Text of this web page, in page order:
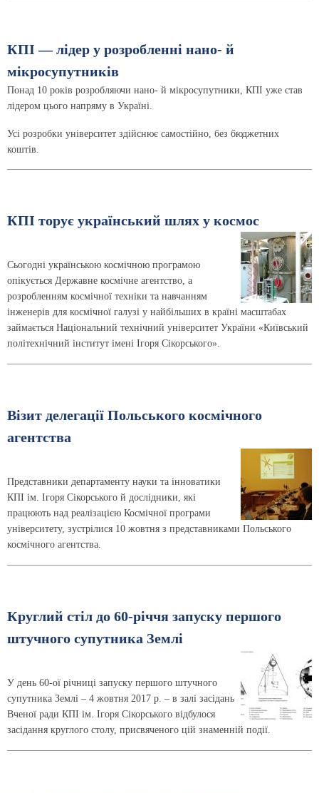
КПІ — лідер у розробленні нано- й
мікросупутників
Понад 10 років розробляючи нано- й мікросупутники, КПІ уже став
лідером цього напряму в Україні.
Усі розробки університет здійснює самостійно, без бюджетних
коштів.
КПІ торує український шлях у космос
Сьогодні українською космічною програмою
опікується Державне космічне агентство, а
розробленням космічної техніки та навчанням
інженерів для космічної галузі у найбільших в країні масштабах
займається Національний технічний університет України «Київський
політехнічний інститут імені Ігоря Сікорського».
Візит делегації Польського космічного
агентства
Представники департаменту науки та інноватики
КПІ ім. Ігоря Сікорського й дослідники, які
працюють над реалізацією Космічної програми
університету, зустрілися 10 жовтня з представниками Польського
космічного агентства.
Круглий стіл до 60-річчя запуску першого
штучного супутника Землі
У день 60-ої річниці запуску першого штучного
супутника Землі – 4 жовтня 2017 р. – в залі засідань
Вченої ради КПІ ім. Ігоря Сікорського відбулося
засідання круглого столу, присвяченого цій знаменній події.